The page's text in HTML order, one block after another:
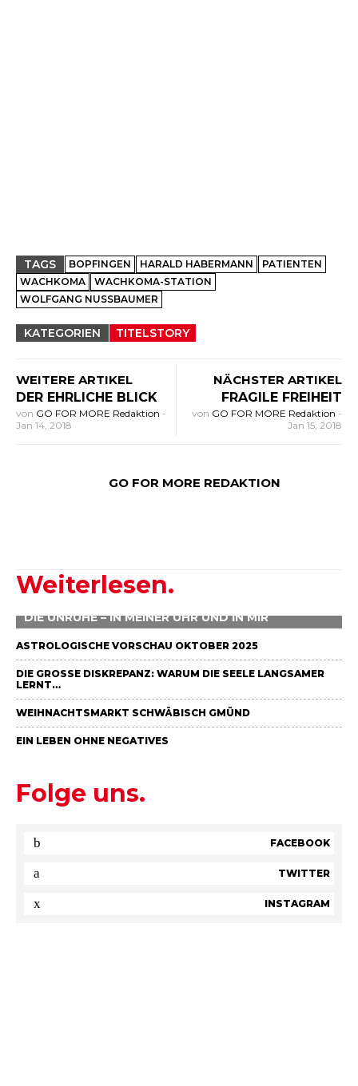
TAGS BOPFINGEN HARALD HABERMANN
PATIENTEN
WACHKOMA
WACHKOMA-STATION
WOLFGANG NUSSBAUMER
KATEGORIEN TITELSTORY
WEITERE ARTIKEL
DER EHRLICHE BLICK
von GO FOR MORE Redaktion -
Jan 14, 2018
NÄCHSTER ARTIKEL
FRAGILE FREIHEIT
von GO FOR MORE Redaktion -
Jan 15, 2018
GO FOR MORE REDAKTION
Weiterlesen.
DIE UNRUHE – IN MEINER UHR UND IN MIR
ASTROLOGISCHE VORSCHAU OKTOBER 2025
DIE GROSSE DISKREPANZ: WARUM DIE SEELE LANGSAMER L
ERNT…
WEIHNACHTSMARKT SCHWÄBISCH GMÜND
EIN LEBEN OHNE NEGATIVES
Folge uns.
FACEBOOK
TWITTER
INSTAGRAM